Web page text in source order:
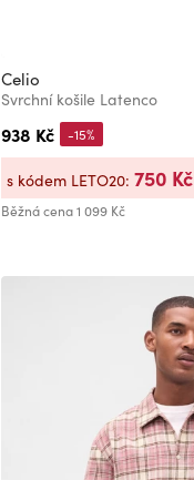
Celio
Svrchní košile Latenco
938 Kč
Běžná cena1 099 Kč
-15%
s kódem LETO20: 750 Kč